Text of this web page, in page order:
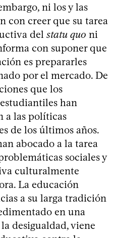
ni los y las
con creer que su tarea
del statu quo ni
con suponer que
es prepararles
por el mercado. De
que los
han
a las políticas
de los últimos años.
abocado a la tarea
sociales y
culturalmente
La educación
a su larga tradición
en una
desigualdad, viene